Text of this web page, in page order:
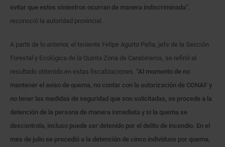
evitar que estos siniestros ocurran de manera indiscriminada”,
reconoció la autoridad provincial.
A partir de lo anterior, el teniente Felipe Agurto Peña, jefe de la Sección
Forestal y Ecológica de la Quinta Zona de Carabineros, se refirió al
resultado obtenido en estas fiscalizaciones. “Al momento de no
mantener el aviso de quema, no contar con la autorización de CONAF y
no tener las medidas de seguridad que son solicitadas, se procede a la
detención de la persona de manera inmediata y si la quema se
descontrola, incluso puede ser detenido por el delito de incendio. En el
mes de julio se procedió a la detención de cinco individuos por quema,